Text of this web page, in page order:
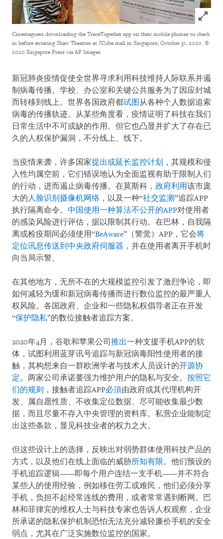
Click to
Cinemagoers downloading the TraceTogether app on their mobile phones to check
in before entering Shaw Theatres at JCube mall in Singapore, October 31, 2020. ©
2020 Singapore Press via AP Images
新冠肺炎疫情促使全世界寻求利用科技维持人际联系并遏
制病毒传播。学校、办公室和关键公共服务为了因应封城
而转移到线上。世界各国政府都试图从各种个人数据追索
病毒的传播轨迹。从某些角度看，疫情证明了科技在我们
日常生活中不可或缺的作用。但它也凸显并扩大了存在已
久的人权保护漏洞，不分线上、线下。
当疫情来袭，许多国家提出或延长监控计划 ，其规模和侵
入性均属空前，它们错误地认为全面监视有助于限制人们
的行动，进而遏止病毒传播。在莫斯科， 政府利用该市庞
大的人脸识别摄像机网络 ，以及一种“社交监测”追踪APP
执行隔离命令。 中国使用一种算法不公开的APP对使用者
的感染风险进行评估，据以限制其行动。在巴林，自我隔
离或检疫期间必须使用“BeAware”（警觉）APP，它会将
定位讯息传送到中央政府伺服器 ，并在使用者离开手机时
向当局示警。
在其他地方，无所不在的大规模监控引发了激烈争论，即
如何减轻为缓和新冠病毒传播而进行数位监控的最严重人
权风险。各国政府、企业和一些隐私权倡导者正在开发
“保护隐私”的数位接触者追踪方案。
2020年4月，谷歌和苹果公司 推出一种支援手机APP的软
体，试图利用蓝芽讯号追踪与新冠病毒阳性使用者的接
触，其构想来自一群欧洲学者与技术人员设计的开源协
定。两家公司承诺要强力维护用户的隐私与安全。 按照它
们的规则 ，接触者追踪APP必須由政府或其代理机构开
发、属自愿性质、不收集定位数据、尽可能收集最少数
据，而且尽量不存入中央管理的资料库。私营企业能制定
出这些条款，显见科技业者的权力之大。
但这些设计上的选择，反映出对弱势群体使用科技产品的
方式，以及他们在线上面临的威胁所知有限。他们预设的
手机追踪逻辑——即每个用户连结一支手机——并不符合
某些人的使用经验，例如移住劳工或难民，他们必须分享
手机，负担不起经常连线的费用，或者常常遇到断网。巴
林和菲律宾的维权人士与科技专家也告诉人权观察，企业
所承诺的隐私保护机制恐怕无法充分减轻廉价手机的安全
弱点，尤其在广泛实施数位监控的国家。